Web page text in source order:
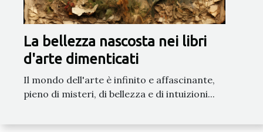
La bellezza nascosta nei libri
d'arte dimenticati
Il mondo dell'arte è infinito e affascinante,
pieno di misteri, di bellezza e di intuizioni...